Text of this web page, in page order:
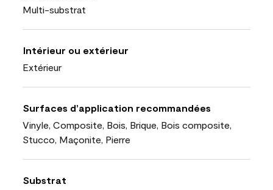
Multi-substrat
Intérieur ou extérieur
Extérieur
Surfaces d’application recommandées
Vinyle, Composite, Bois, Brique, Bois composite,
Stucco, Maçonite, Pierre
Substrat